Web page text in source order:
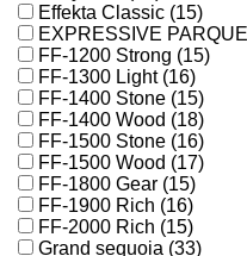
Effekta Classic (15)
EXPRESSIVE
FF-1200 Strong (15)
FF-1300 Light (16)
FF-1400 Stone (15)
FF-1400 Wood (18)
FF-1500 Stone (16)
FF-1500 Wood (17)
FF-1800 Gear (15)
FF-1900 Rich (16)
FF-2000 Rich (15)
Grand sequoia (33)